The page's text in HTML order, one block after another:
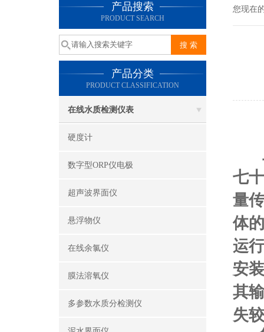
产品搜索
PRODUCT SEARCH
产品分类
PRODUCT CLASSIFICATION
在线水质检测仪表
硬度计
数字型ORP仪电极
超声波界面仪
悬浮物仪
在线余氯仪
膜法溶氧仪
多参数水质分检测仪
您现在
七
量
体
运
安
其
失